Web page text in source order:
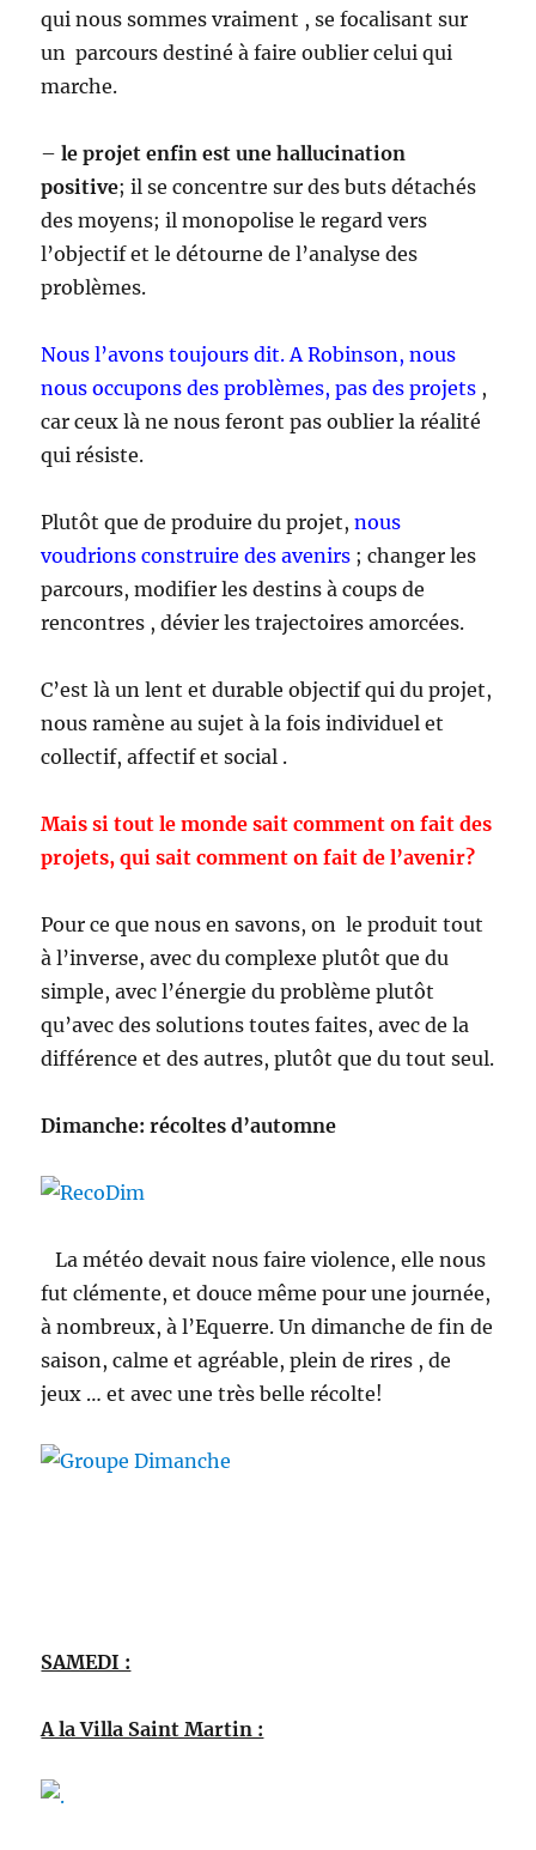
qui nous sommes vraiment , se focalisant sur
un parcours destiné à faire oublier celui qui
marche.
–le projet enfin est une hallucination
positive; il se concentre sur des buts détachés
des moyens; il monopolise le regard vers
l’objectif et le détourne de l’analyse des
problèmes.
Nous l’avons toujours dit. A Robinson, nous
nous occupons des problèmes, pas des projets ,
car ceux là ne nous feront pas oublier la réalité
qui résiste.
Plutôt que de produire du projet,nous
voudrions construire des avenirs ; changer les
parcours, modifier les destins à coups de
rencontres , dévier les trajectoires amorcées.
C’est là un lent et durable objectif qui du projet,
nous ramène au sujet à la fois individuel et
collectif, affectif et social .
Mais si tout le monde sait comment on fait des
projets, qui sait comment on fait de l’avenir?
Pour ce que nous en savons, on le produit tout
à l’inverse, avec du complexe plutôt que du
simple, avec l’énergie du problème plutôt
qu’avec des solutions toutes faites, avec de la
différence et des autres, plutôt que du tout seul.
Dimanche: récoltes d’automne
La météo devait nous faire violence, elle nous
fut clémente, et douce même pour une journée,
à nombreux, à l’Equerre. Un dimanche de fin de
saison, calme et agréable, plein de rires , de
jeux … et avec une très belle récolte!
SAMEDI :
A la Villa Saint Martin :